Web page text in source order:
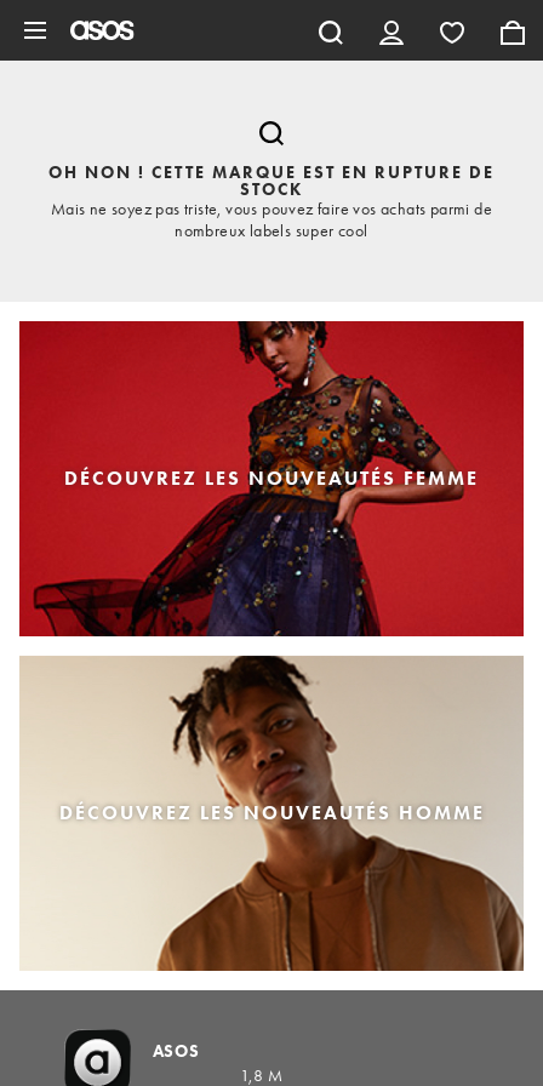
OH NON ! CETTE MARQUE EST EN RUPTURE DE
STOCK
Mais ne soyez pas triste, vous pouvez faire vos achats parmi de
nombreux labels super cool
DÉCOUVREZ LES NOUVEAUTÉS FEMME
DÉCOUVREZ LES NOUVEAUTÉS HOMME
ASOS
1,8 M